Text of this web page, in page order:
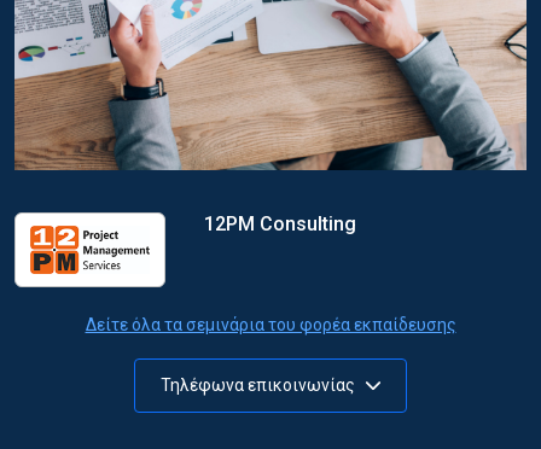
12PM Consulting
Δείτε όλα τα σεμινάρια του φορέα εκπαίδευσης
Τηλέφωνα επικοινωνίας